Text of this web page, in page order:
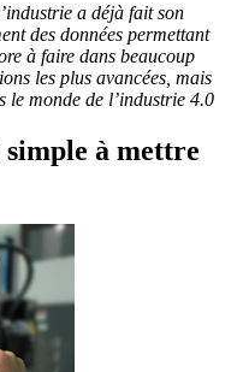
a déjà fait son
des données permettant
à faire dans beaucoup
les plus avancées, mais
le monde de l’industrie 4.0
à mettre